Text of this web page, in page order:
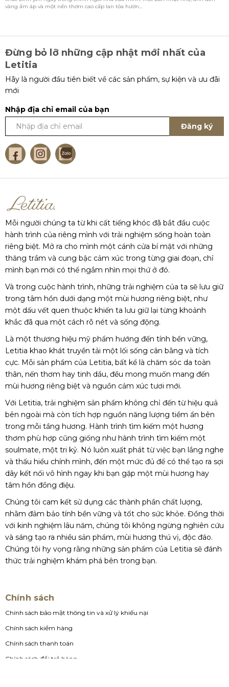
vàng ấm áp và một nến thơm cao cấp lan tỏa hươn...
Đừng bỏ lỡ những cập nhật mới nhất của
Letitia
Hãy là người đầu tiên biết về các sản phẩm, sự kiện và ưu đãi
mới
Nhập địa chỉ email của bạn
Đăng ký
Mỗi người chúng ta từ khi cất tiếng khóc đã bắt đầu cuộc
hành trình của riêng mình với trải nghiệm sống hoàn toàn
riêng biệt. Mở ra cho mình một cánh cửa bí mật với những
thăng trầm và cung bậc cảm xúc trong từng giai đoạn, chỉ
mình bạn mới có thể ngắm nhìn mọi thứ ở đó.
Và trong cuộc hành trình, những trải nghiệm của ta sẽ lưu giữ
trong tâm hồn dưới dạng một mùi hương riêng biệt, như
một dấu vết quen thuộc khiến ta lưu giữ lại từng khoảnh
khắc đã qua một cách rõ nét và sống động.
Là một thương hiệu mỹ phẩm hướng đến tính bền vững,
Letitia khao khát truyền tải một lối sống cân bằng và tích
cực. Mỗi sản phẩm của Letitia, bất kể là chăm sóc da toàn
thân, nến thơm hay tinh dầu, đều mong muốn mang đến
mùi hương riêng biệt và nguồn cảm xúc tươi mới.
Với Letitia, trải nghiệm sản phẩm không chỉ đến từ hiệu quả
bên ngoài mà còn tích hợp nguồn năng lượng tiềm ẩn bên
trong mỗi tầng hương. Hành trình tìm kiếm một hương
thơm phù hợp cũng giống như hành trình tìm kiếm một
soulmate, một tri kỷ. Nó luôn xuất phát từ việc bạn lắng nghe
và thấu hiểu chính mình, đến một mức đủ để có thể tạo ra sợi
dây kết nối vô hình ngay khi bạn gặp một mùi hương hay
tâm hồn đồng điệu.
Chúng tôi cam kết sử dụng các thành phần chất lượng,
nhằm đảm bảo tính bền vững và tốt cho sức khỏe. Đồng thời
với kinh nghiệm lâu năm, chúng tôi không ngừng nghiên cứu
và sáng tạo ra nhiều sản phẩm, mùi hương thú vị, độc đáo.
Chúng tôi hy vọng rằng những sản phẩm của Letitia sẽ đánh
thức trải nghiệm khám phá bên trong bạn.
Chính sách
Chính sách bảo mật thông tin và xử lý khiếu nại
Chính sách kiểm hàng
Chính sách thanh toán
Chính sách đổi trả hàng